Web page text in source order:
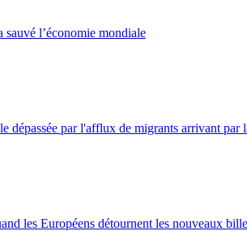
l’économie mondiale
dépassée par l'afflux de migrants arrivant par
les Européens détournent les nouveaux